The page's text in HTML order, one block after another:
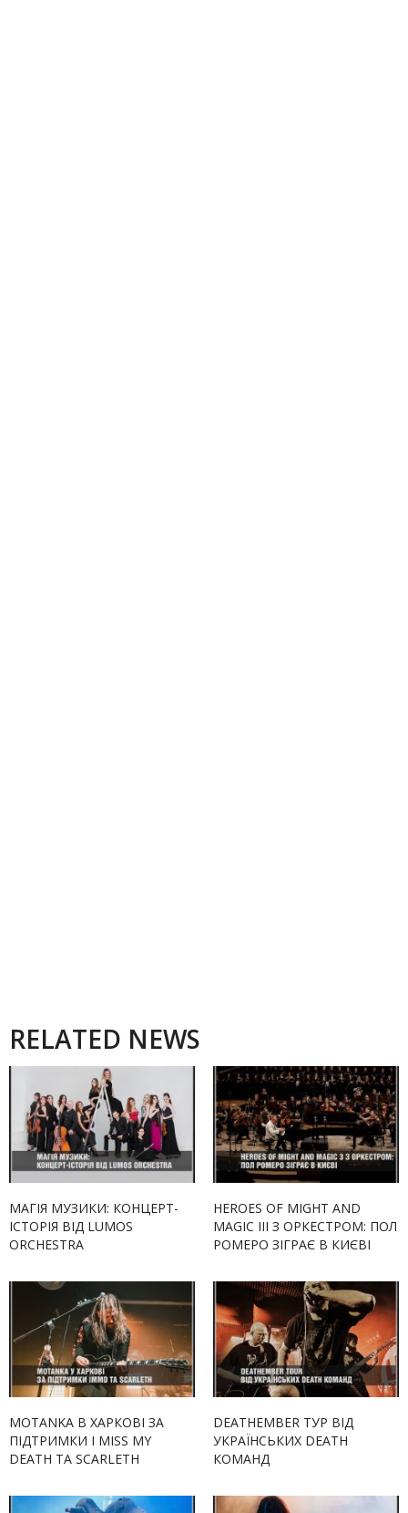
RELATED NEWS
МАГІЯ МУЗИКИ: КОНЦЕРТ-
ІСТОРІЯ ВІД LUMOS
ORCHESTRA
HEROES OF MIGHT AND
MAGIC III З ОРКЕСТРОМ: ПОЛ
РОМЕРО ЗІГРАЄ В КИЄВІ
MOTANKA В ХАРКОВІ ЗА
ПІДТРИМКИ I MISS MY
DEATH ТА SCARLETH
DEATHEMBER ТУР ВІД
УКРАЇНСЬКИХ DEATH
КОМАНД